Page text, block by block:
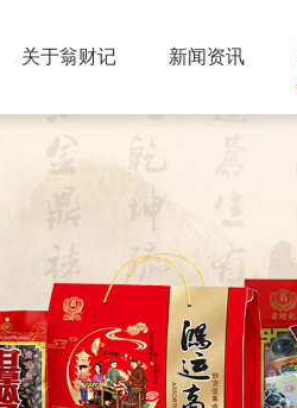
关于翁财记 新闻资讯